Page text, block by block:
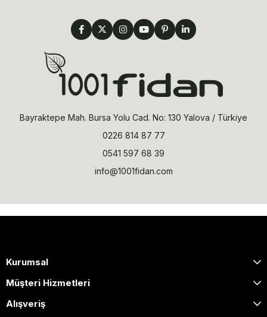
Bayraktepe Mah. Bursa Yolu Cad. No: 130 Yalova / Türkiye
0226 814 87 77
0541 597 68 39
info@1001fidan.com
Kurumsal
Müşteri Hizmetleri
Alışveriş